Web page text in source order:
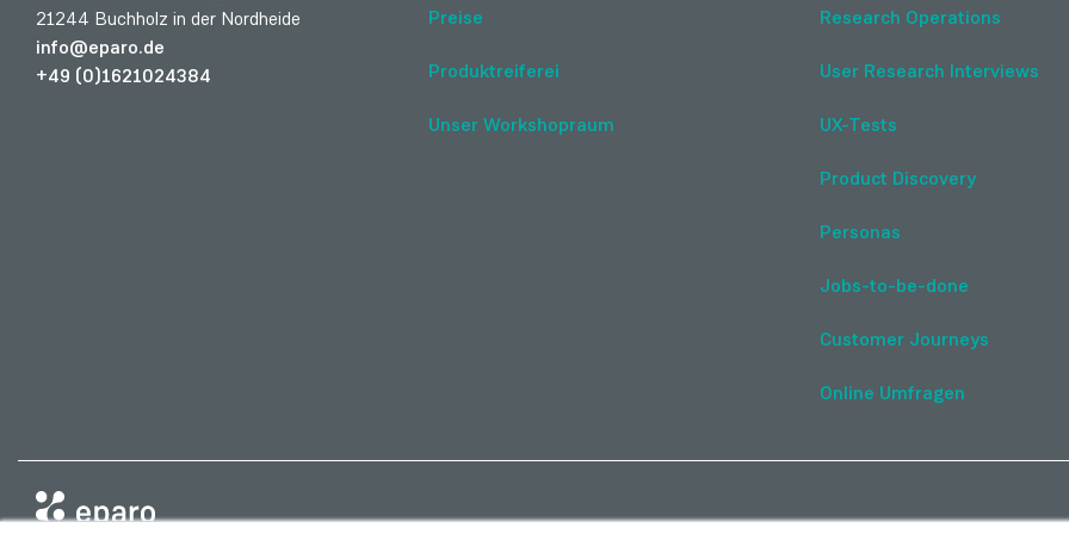
21244 Buchholz in der Nordheide
info@eparo.de
+49 (0)1621024384
Preise
Produktreiferei
Unser Workshopraum
Research Operations
User Research Interviews
UX-Tests
Product Discovery
Personas
Jobs-to-be-done
Customer Journeys
Online Umfragen